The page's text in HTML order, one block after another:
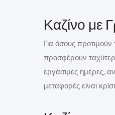
Καζίνο με
Για όσους
προσφέρουν
εργάσιμες ημέρες,
μεταφορές είναι